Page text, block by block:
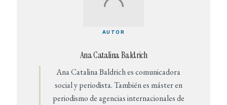
AUTOR
Ana Catalina Baldrich
Ana Catalina Baldrich es comunicadora
social y periodista. También es máster en
periodismo de agencias internacionales de